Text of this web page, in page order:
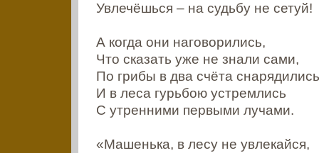
Увлечёшься – на судьбу не сетуй!
А когда они наговорились,
Что сказать уже не знали сами,
По грибы в два счёта снарядились
И в леса гурьбою устремлись
С утренними первыми лучами.
«Машенька, в лесу не увлекайся,